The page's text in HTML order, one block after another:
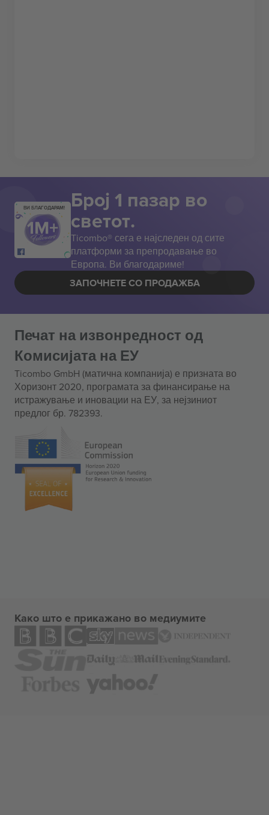
ВИ БЛАГОДАРАМ! Број 1 пазар во
светот.
Ticombo® сега е најследен од сите
платформи за препродавање во
Европа. Ви благодариме!
ЗАПОЧНЕТЕ СО ПРОДАЖБА
Печат на извонредност од
Комисијата на ЕУ
Ticombo GmbH (матична компанија) е призната во
Хоризонт 2020, програмата за финансирање на
истражување и иновации на ЕУ, за нејзиниот
предлог бр. 782393.
Како што е прикажано во медиумите